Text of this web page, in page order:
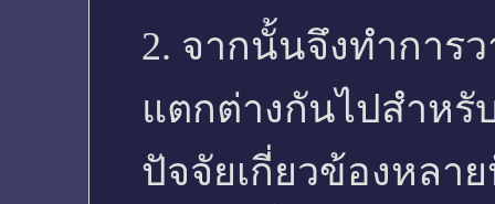
2. จากนั้นจึงทำการ
แตกต่างกันไปสำหรั
ปัจจัยเกี่ยวข้องหลา